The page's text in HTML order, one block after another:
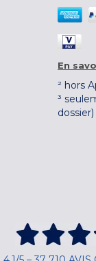
En
² hors
³
dossier)